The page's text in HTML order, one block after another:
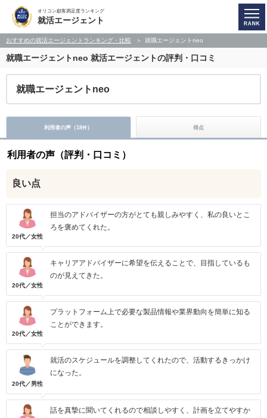
オリコン顧客満足度ランキング
就活エージェント
おすすめの就活エージェントランキング・比較 就職エージェントneo
就職エージェントneo 就活エージェントの評判・口コミ
就職エージェントneo
利用者の声（18件） 得点
利用者の声（評判・口コミ）
良い点
20代／女性
担当のアドバイザーの方がとても親しみやすく、私の良いとこ
ろを褒めてくれた。
20代／女性
キャリアアドバイザーに希望を伝えることで、目指しているも
のが見えてきた。
20代／女性
プラットフォーム上で必要な製品情報や業界動向を簡単に知る
ことができます。
20代／男性
就活のスケジュールを調整してくれたので、活動するきっかけ
になった。
話を真摯に聞いてくれるので相談しやすく、計画を立てやすか